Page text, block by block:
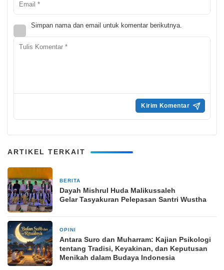
Simpan nama dan email untuk komentar berikutnya.
ARTIKEL TERKAIT
BERITA
Dayah Mishrul Huda Malikussaleh
Gelar Tasyakuran Pelepasan Santri Wustha
OPINI
Antara Suro dan Muharram: Kajian Psikologi
tentang Tradisi, Keyakinan, dan Keputusan
Menikah dalam Budaya Indonesia